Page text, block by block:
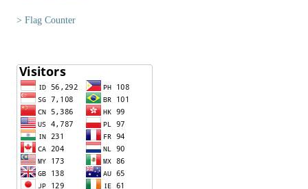
> Flag Counter